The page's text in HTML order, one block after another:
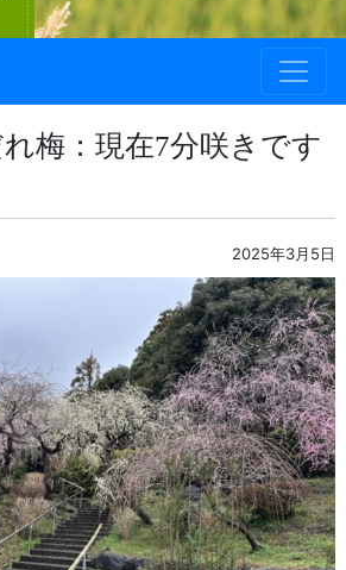
梅：現在7分咲きです
2025年3月5日